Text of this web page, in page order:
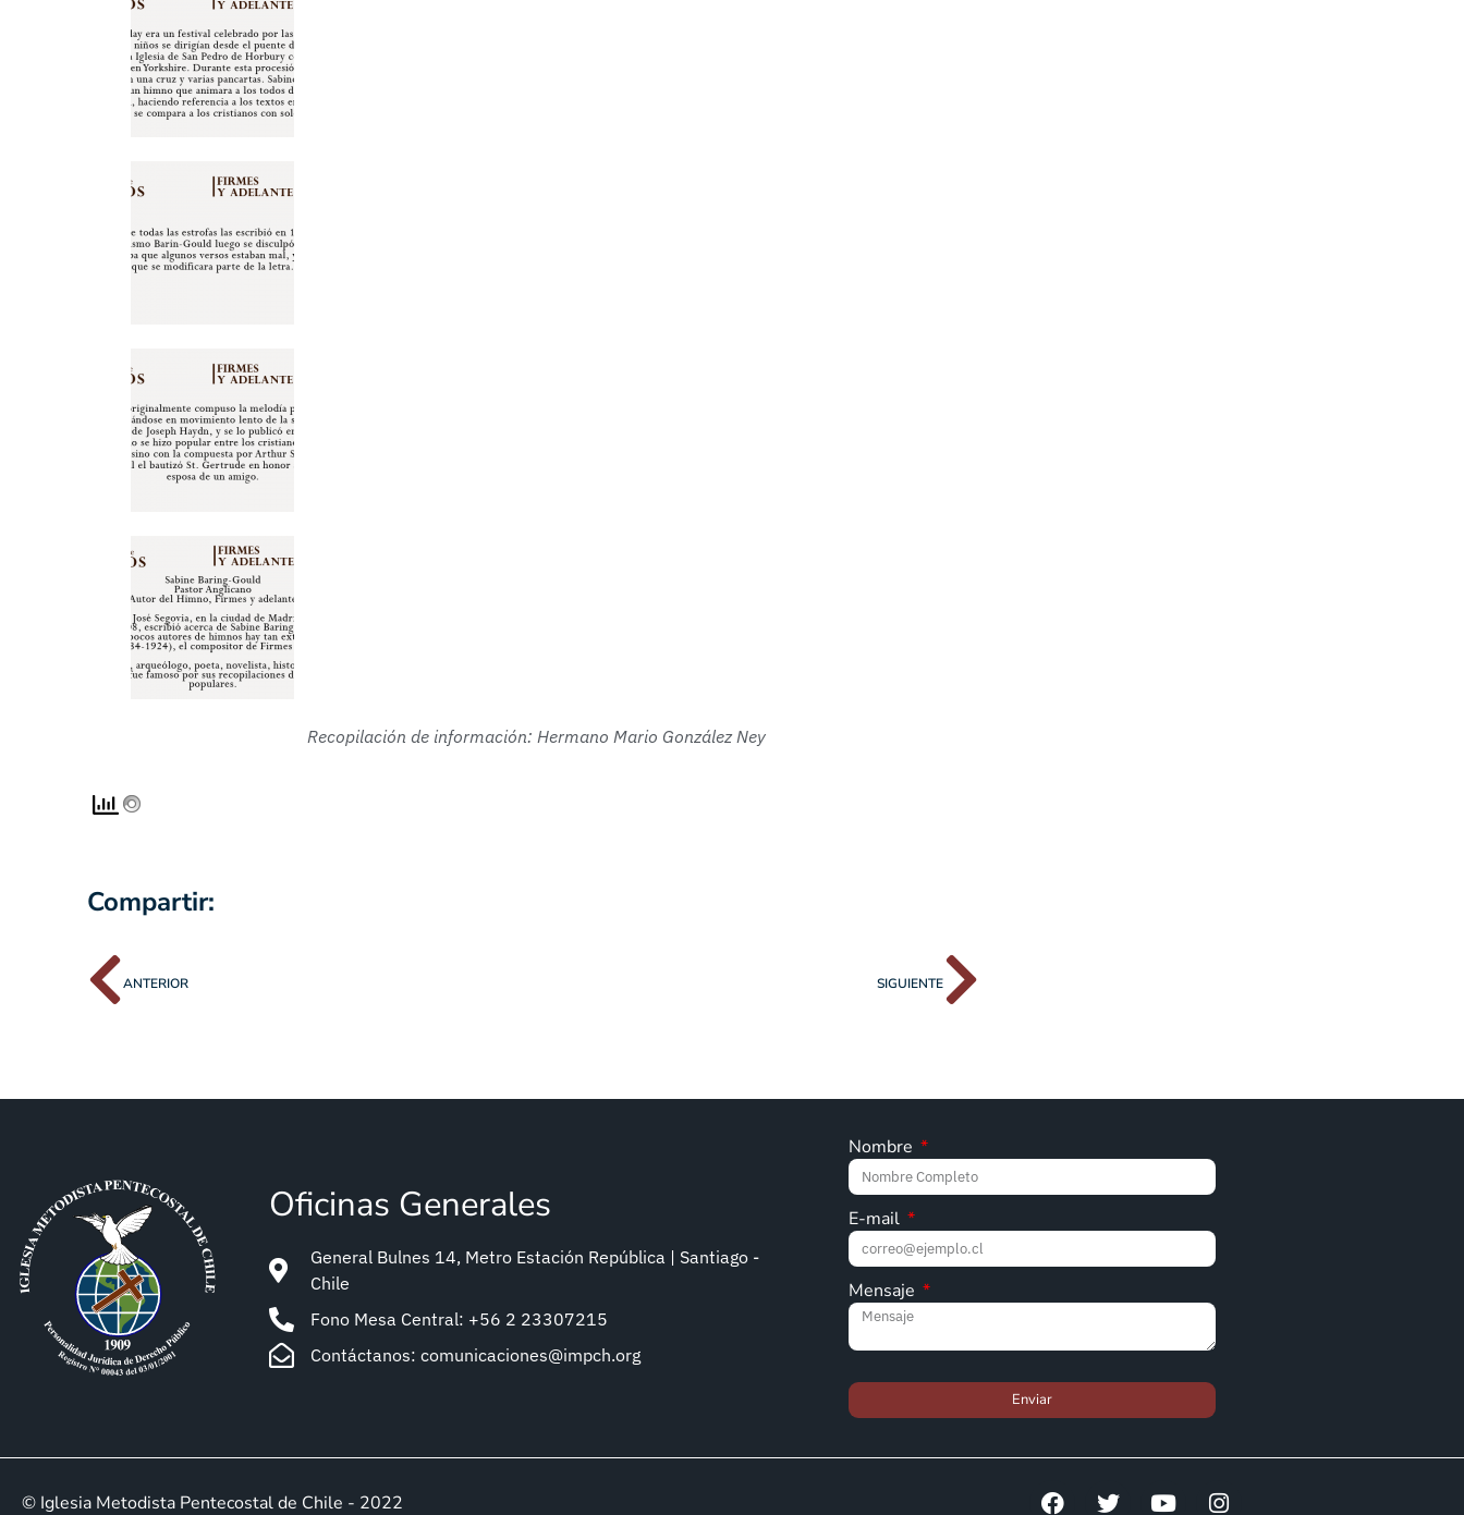
Recopilación de información: Hermano Mario González Ney
Compartir:
ANTERIOR SIGUIENTE
Oficinas Generales
General Bulnes 14, Metro Estación República | Santiago -
Chile
Fono Mesa Central: +56 2 23307215
Contáctanos: comunicaciones@impch.org
Nombre
E-mail
Mensaje
Enviar
© Iglesia Metodista Pentecostal de Chile - 2022